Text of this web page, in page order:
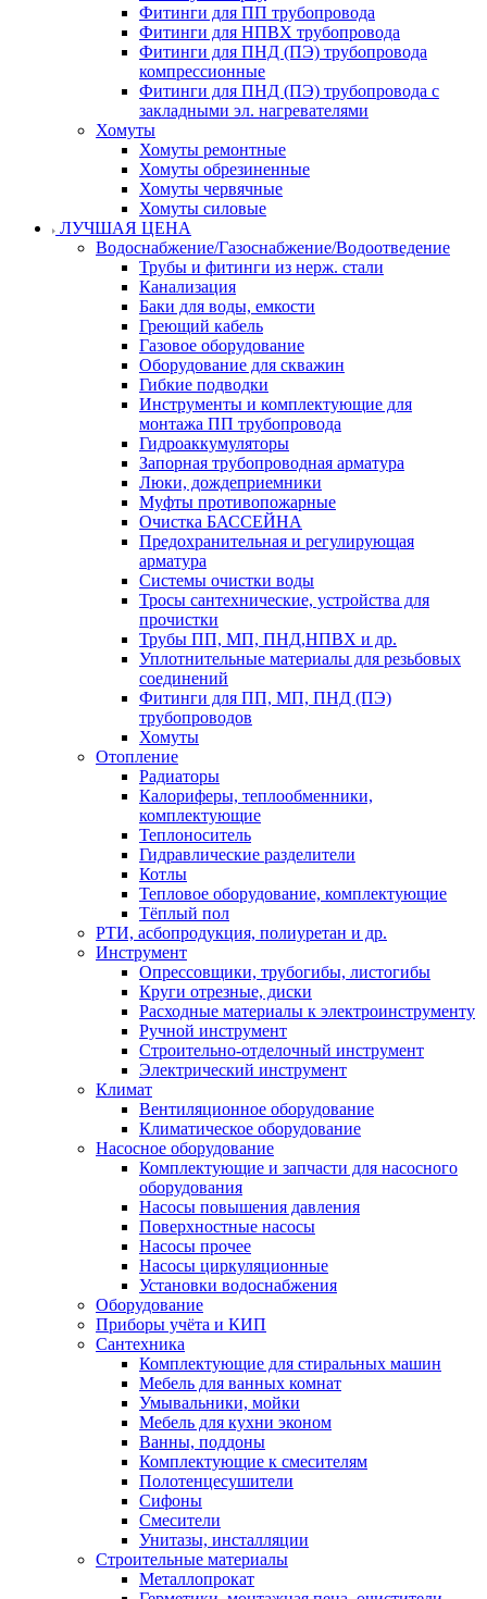
Фитинги для ПП трубопровода
Фитинги для НПВХ трубопровода
Фитинги для ПНД (ПЭ) трубопровода
компрессионные
Фитинги для ПНД (ПЭ) трубопровода с
закладными эл. нагревателями
Хомуты
Хомуты ремонтные
Хомуты обрезиненные
Хомуты червячные
Хомуты силовые
ЛУЧШАЯ ЦЕНА
Водоснабжение/Газоснабжение/Водоотведение
Трубы и фитинги из нерж. стали
Канализация
Баки для воды, емкости
Греющий кабель
Газовое оборудование
Оборудование для скважин
Гибкие подводки
Инструменты и комплектующие для
монтажа ПП трубопровода
Гидроаккумуляторы
Запорная трубопроводная арматура
Люки, дождеприемники
Муфты противопожарные
Очистка БАССЕЙНА
Предохранительная и регулирующая
арматура
Системы очистки воды
Тросы сантехнические, устройства для
прочистки
Трубы ПП, МП, ПНД,НПВХ и др.
Уплотнительные материалы для резьбовых
соединений
Фитинги для ПП, МП, ПНД (ПЭ)
трубопроводов
Хомуты
Отопление
Радиаторы
Калориферы, теплообменники,
комплектующие
Теплоноситель
Гидравлические разделители
Котлы
Тепловое оборудование, комплектующие
Тёплый пол
РТИ, асбопродукция, полиуретан и др.
Инструмент
Опрессовщики, трубогибы, листогибы
Круги отрезные, диски
Расходные материалы к электроинструменту
Ручной инструмент
Строительно-отделочный инструмент
Электрический инструмент
Климат
Вентиляционное оборудование
Климатическое оборудование
Насосное оборудование
Комплектующие и запчасти для насосного
оборудования
Насосы повышения давления
Поверхностные насосы
Насосы прочее
Насосы циркуляционные
Установки водоснабжения
Оборудование
Приборы учёта и КИП
Сантехника
Комплектующие для стиральных машин
Мебель для ванных комнат
Умывальники, мойки
Мебель для кухни эконом
Ванны, поддоны
Комплектующие к смесителям
Полотенцесушители
Сифоны
Смесители
Унитазы, инсталляции
Строительные материалы
Металлопрокат